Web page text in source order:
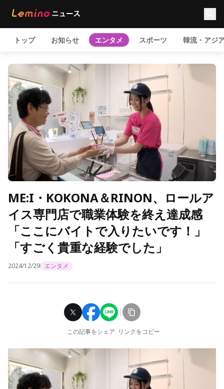
トップ お知らせ エンタメ スポーツ 韓流・アジ
ME:I・KOKONA＆RINON、ロールア
イス専門店で職業体験を終え達成感
「ここにバイトで入りたいです！」
「すごく貴重な経験でした」
2024/12/29 エンタメ
この記事をシェア リンクをコピー